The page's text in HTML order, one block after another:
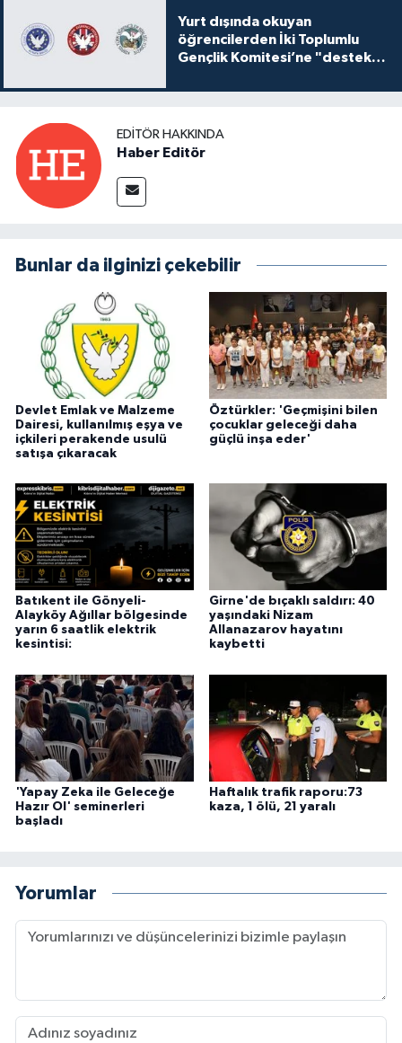
Yurt dışında okuyan
öğrencilerden İki Toplumlu
Gençlik Komitesi’ne "destek
EDITÖR HAKKINDA
Haber Editör
Bunlar da ilginizi çekebilir
Devlet Emlak ve Malzeme
Dairesi, kullanılmış eşya ve
içkileri perakende usulü
satışa çıkaracak
Öztürkler: 'Geçmişini bilen
çocuklar geleceği daha
güçlü inşa eder'
Batıkent ile Gönyeli-
Alayköy Ağıllar bölgesinde
yarın 6 saatlik elektrik
kesintisi:
Girne'de bıçaklı saldırı: 40
yaşındaki Nizam
Allanazarov hayatını
kaybetti
'Yapay Zeka ile Geleceğe
Hazır Ol' seminerleri
başladı
Haftalık trafik raporu:73
kaza, 1 ölü, 21 yaralı
Yorumlar